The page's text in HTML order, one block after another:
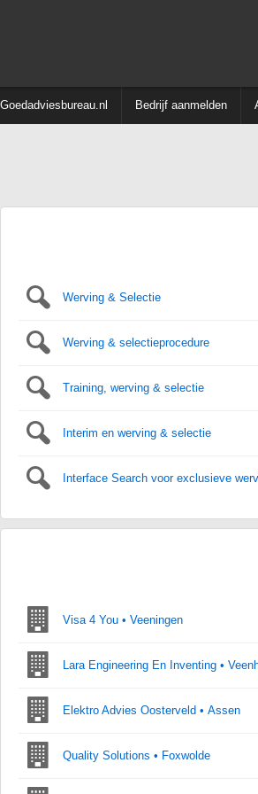
Goedadviesbureau.nl Bedrijf aanmelden
Werving & Selectie
Werving & selectieprocedure
Training, werving & selectie
Interim en werving & selectie
Interface Search voor exclusieve
Visa 4 You • Veeningen
Lara Engineering En Inventing •
Elektro Advies Oosterveld • Assen
Quality Solutions • Foxwolde